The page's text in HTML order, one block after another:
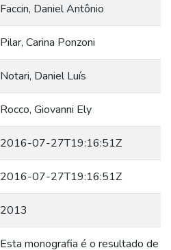
Faccin, Daniel Antônio
Pilar, Carina Ponzoni
Notari, Daniel Luís
Rocco, Giovanni Ely
2016-07-27T19:16:51Z
2016-07-27T19:16:51Z
2013
Esta monografia é o resultado de